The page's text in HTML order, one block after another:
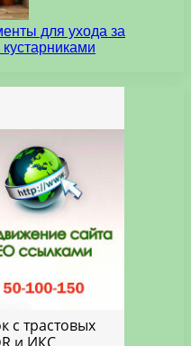
для ухода за